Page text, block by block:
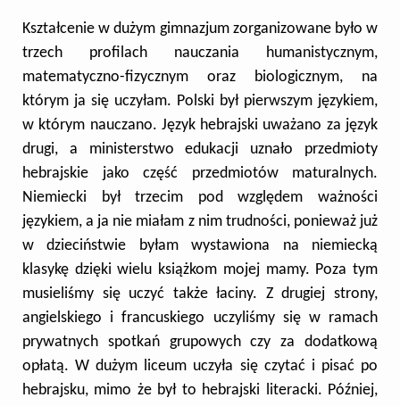
Kształcenie w dużym gimnazjum zorganizowane było w
trzech profilach nauczania humanistycznym,
matematyczno-fizycznym oraz biologicznym, na
którym ja się uczyłam. Polski był pierwszym językiem,
w którym nauczano. Język hebrajski uważano za język
drugi, a ministerstwo edukacji uznało przedmioty
hebrajskie jako część przedmiotów maturalnych.
Niemiecki był trzecim pod względem ważności
językiem, a ja nie miałam z nim trudności, ponieważ już
w dzieciństwie byłam wystawiona na niemiecką
klasykę dzięki wielu książkom mojej mamy. Poza tym
musieliśmy się uczyć także łaciny. Z drugiej strony,
angielskiego i francuskiego uczyliśmy się w ramach
prywatnych spotkań grupowych czy za dodatkową
opłatą. W dużym liceum uczyła się czytać i pisać po
hebrajsku, mimo że był to hebrajski literacki. Później,